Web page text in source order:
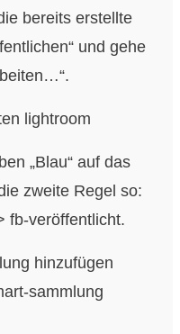
bereits erstellte
und gehe
„Blau“ auf das
zweite Regel so:
fb-veröffentlicht.